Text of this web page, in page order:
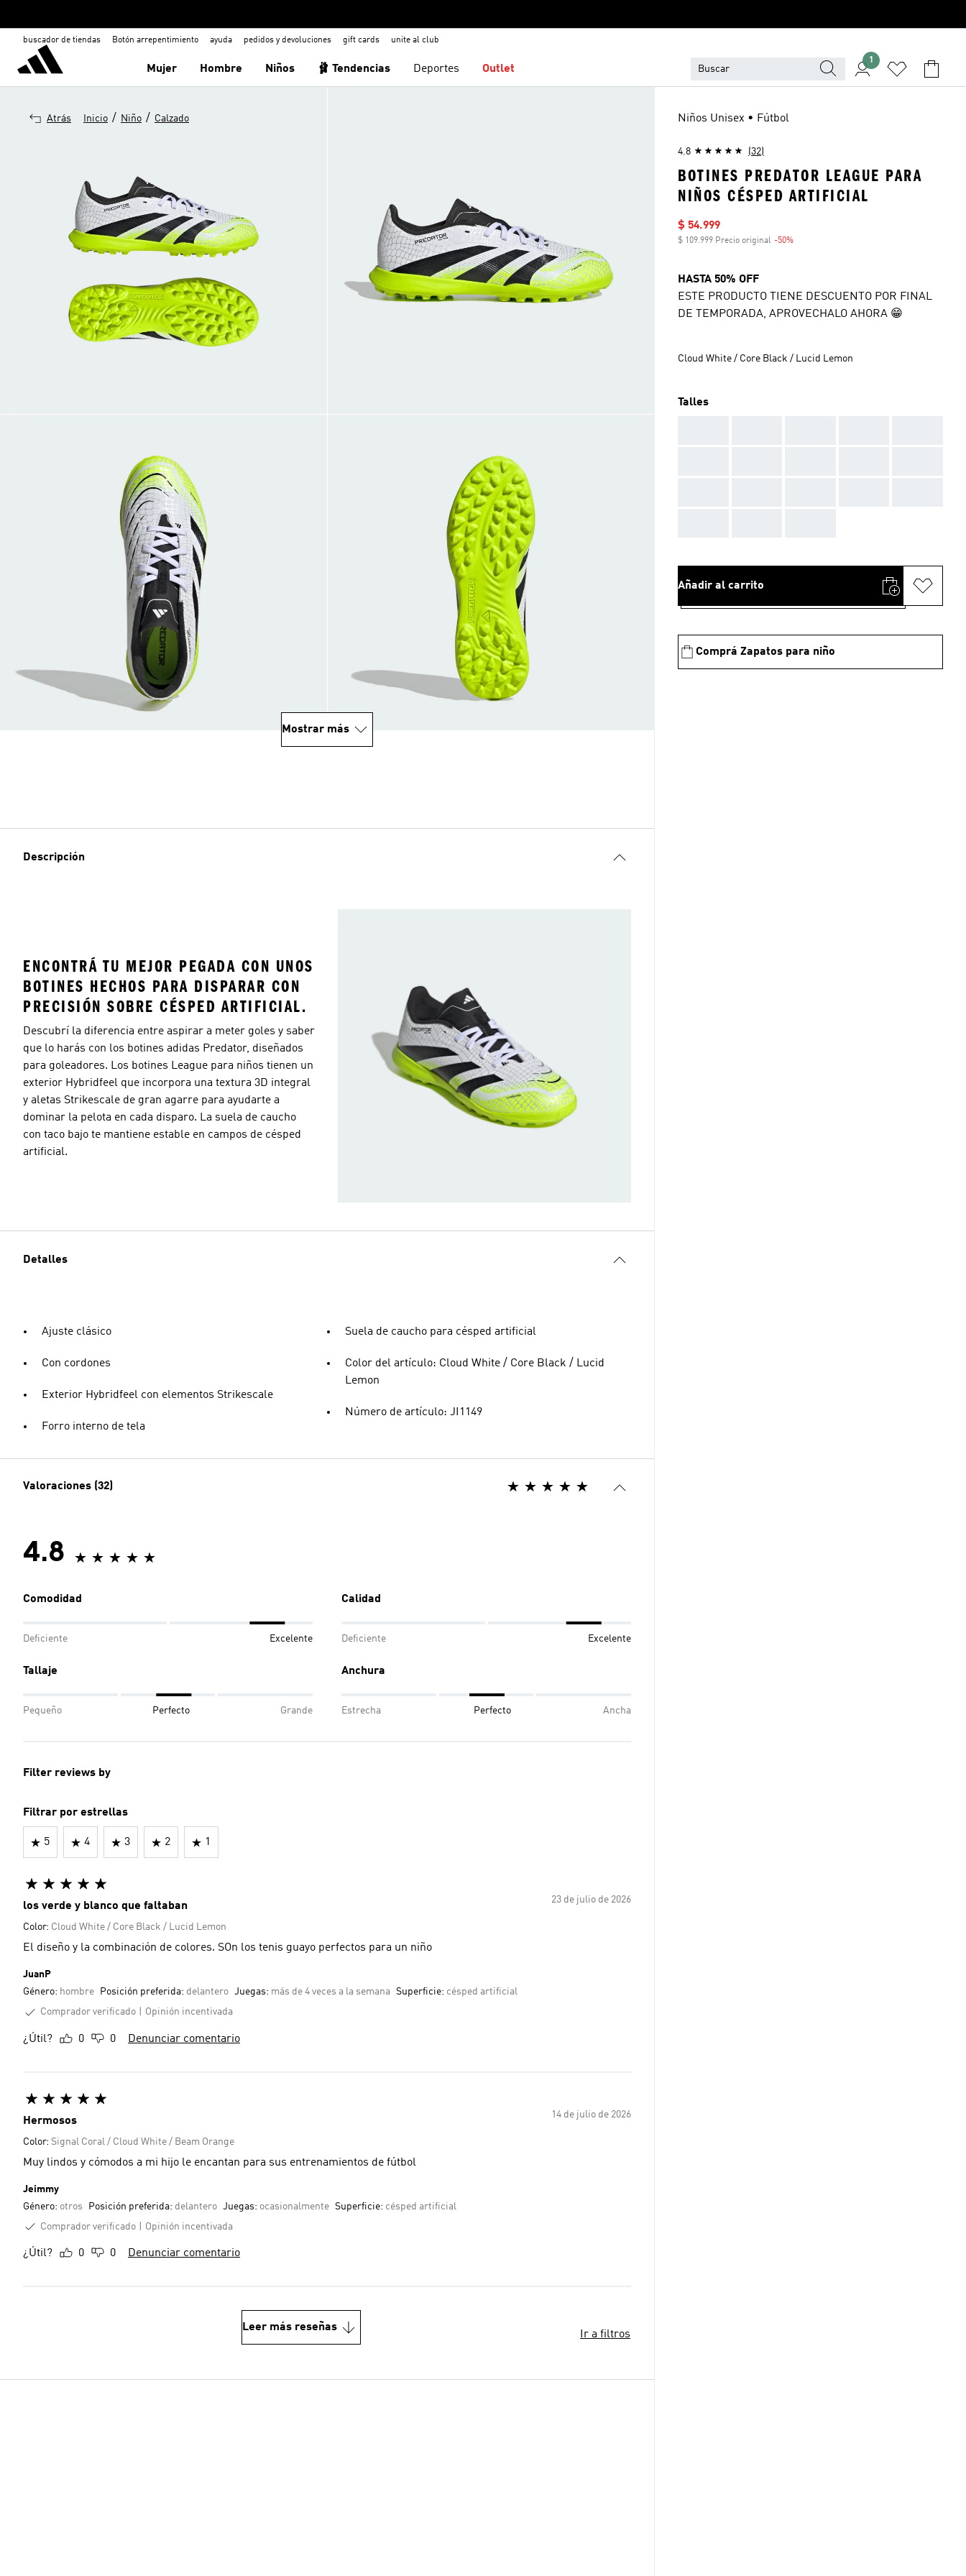
buscador de tiendas Botón arrepentimiento ayuda pedidos y devoluciones gift cards unite al club
Mujer Hombre Niños 🩰 Tendencias Deportes Outlet
1
Atrás Inicio / Niño / Calzado
Mostrar más
Descripción
ENCONTRÁ TU MEJOR PEGADA CON UNOS
BOTINES HECHOS PARA DISPARAR CON
PRECISIÓN SOBRE CÉSPED ARTIFICIAL.
Descubrí la diferencia entre aspirar a meter goles y saber
que lo harás con los botines adidas Predator, diseñados
para goleadores. Los botines League para niños tienen un
exterior Hybridfeel que incorpora una textura 3D integral
y aletas Strikescale de gran agarre para ayudarte a
dominar la pelota en cada disparo. La suela de caucho
con taco bajo te mantiene estable en campos de césped
artificial.
Detalles
Ajuste clásico
Con cordones
Exterior Hybridfeel con elementos Strikescale
Forro interno de tela
Suela de caucho para césped artificial
Color del artículo: Cloud White / Core Black / Lucid
Lemon
Número de artículo: JI1149
Valoraciones (32)
4.8
Comodidad
Deficiente Excelente
Calidad
Deficiente Excelente
Tallaje
Pequeño Perfecto Grande
Anchura
Estrecha Perfecto Ancha
Filter reviews by
Filtrar por estrellas
5 4 3 2 1
23 de julio de 2026
los verde y blanco que faltaban
Color: Cloud White / Core Black / Lucid Lemon
El diseño y la combinación de colores. SOn los tenis guayo perfectos para un niño
JuanP
Género: hombre Posición preferida: delantero Juegas: más de 4 veces a la semana Superficie: césped artificial
Comprador verificado
Opinión incentivada
¿Útil? 0 0 Denunciar comentario
14 de julio de 2026
Hermosos
Color: Signal Coral / Cloud White / Beam Orange
Muy lindos y cómodos a mi hijo le encantan para sus entrenamientos de fútbol
Jeimmy
Género: otros Posición preferida: delantero Juegas: ocasionalmente Superficie: césped artificial
Comprador verificado
Opinión incentivada
¿Útil? 0 0 Denunciar comentario
Leer más reseñas
Ir a filtros
Niños Unisex • Fútbol
4.8 (32)
BOTINES PREDATOR LEAGUE PARA
NIÑOS CÉSPED ARTIFICIAL
Precio de venta
$ 54.999
$ 109.999 Precio original -50%
HASTA 50% OFF
ESTE PRODUCTO TIENE DESCUENTO POR FINAL
DE TEMPORADA, APROVECHALO AHORA 😁
Cloud White / Core Black / Lucid Lemon
Talles
Añadir al carrito
Comprá Zapatos para niño